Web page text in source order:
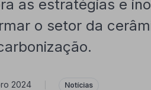
as estratégias e
o setor da
2024 Notícias